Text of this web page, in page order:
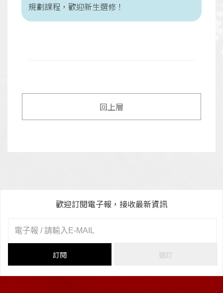
規劃課程，歡迎新生選修！
回上層
歡迎訂閱電子報，接收最新資訊
訂閱 退訂